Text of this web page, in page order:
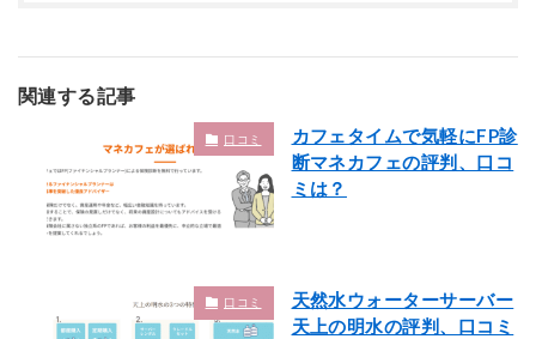
関連する記事
口コミ
カフェタイムで気軽にFP診
断マネカフェの評判、口コ
ミは？
口コミ
天然水ウォーターサーバー
天上の明水の評判、口コミ